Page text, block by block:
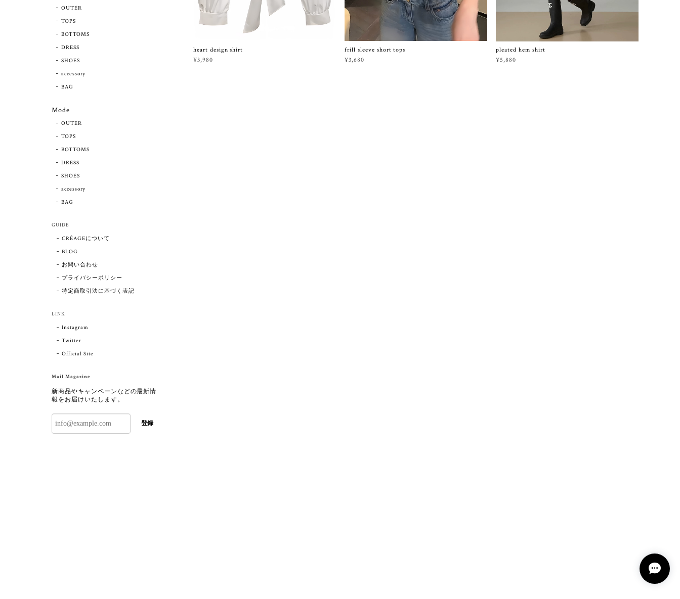
heart design shirt
¥3,980
frill sleeve short tops
¥3,680
pleated hem shirt
¥5,880
OUTER
TOPS
BOTTOMS
DRESS
SHOES
accessory
BAG
Mode
OUTER
TOPS
BOTTOMS
DRESS
SHOES
accessory
BAG
GUIDE
CRÉAGEについて
BLOG
お問い合わせ
プライバシーポリシー
特定商取引法に基づく表記
LINK
Instagram
Twitter
Official Site
Mail Magazine
新商品やキャンペーンなどの最新情
報をお届けいたします。
登録